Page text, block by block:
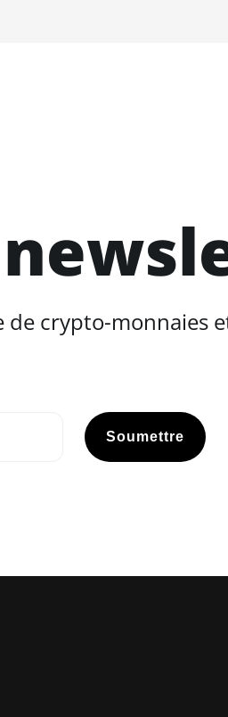
crypto-monnaies
Soumettre